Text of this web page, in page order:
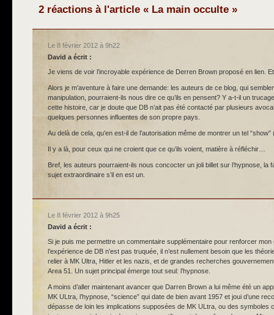
2 réactions à l'article « La main occulte »
Le 8 février 2012 à 9h22
David a écrit :
Je viens de voir l’incroyable expérience de Derren Brown proposé en lien.
Alors je m’aventure à faire une demande: les auteurs de ce blog, qui
manipulation, pourraient-ils nous dire ce qu’ils en pensent? Y a-t-il un
cette histoire, car je doute que DB n’ait pas été contacté par plusieurs
quelques personnes influentes de son propre pays.
Au delà de cela, qu’en est-il de l’autorisation même de montrer un tel
Il y a là, pour ceux qui ne croient que ce qu’ils voient, matière à réfléchir…
Bref, les auteurs pourraient-ils nous concocter un joli billet sur l’hypnose, la
sujet extraordinaire s’il en est un.
Le 8 février 2012 à 9h25
David a écrit :
Si je puis me permettre un commentaire supplémentaire pour renforcer
l’expérience de DB n’est pas truquée, il n’est nullement besoin que les
relier à MK Ultra, Hitler et les nazis, et de grandes recherches
Area 51. Un sujet principal émerge tout seul: l’hypnose.
A moins d’aller maintenant avancer que Darren Brown a lui même été un
MK ULtra, l’hypnose, “science” qui date de bien avant 1957 et joui d’une
dépasse de loin les implications supposées de MK ULtra, ou des symboles